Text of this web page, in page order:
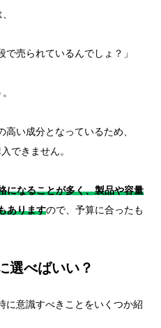
で売られているんでしょ？」
い成分となっているため、
できません。
になることが多く、製品や容量
ありますので、予算に合ったも
選べばいい？
意識すべきことをいくつか紹